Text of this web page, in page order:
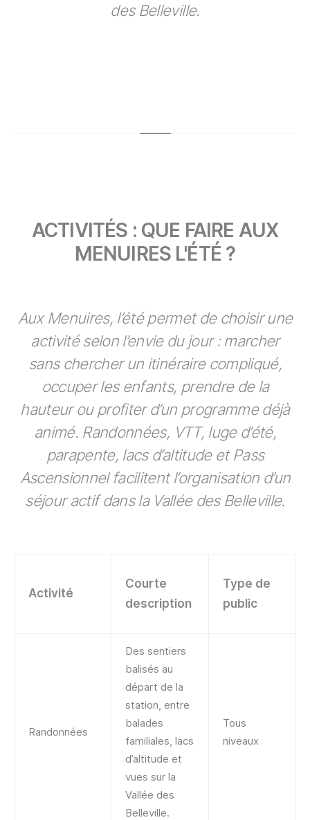
des Belleville.
ACTIVITÉS : QUE FAIRE AUX
MENUIRES L'ÉTÉ ?
Aux Menuires, l’été permet de choisir une
activité selon l’envie du jour : marcher
sans chercher un itinéraire compliqué,
occuper les enfants, prendre de la
hauteur ou profiter d’un programme déjà
animé. Randonnées, VTT, luge d’été,
parapente, lacs d’altitude et Pass
Ascensionnel facilitent l’organisation d’un
séjour actif dans la Vallée des Belleville.
Activité
Courte
description
Type de
public
Randonnées
Des sentiers
balisés au
départ de la
station, entre
balades
familiales, lacs
d’altitude et
vues sur la
Vallée des
Belleville.
Tous
niveaux